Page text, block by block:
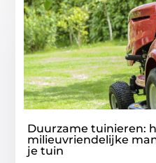
Duurzame tuinieren:
milieuvriendelijke
je tuin